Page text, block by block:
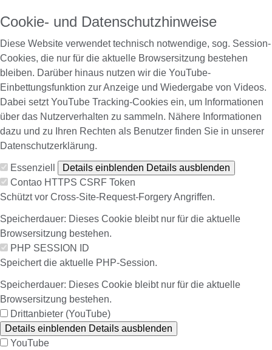
Cookie- und Datenschutzhinweise
Diese Website verwendet technisch notwendige, sog. Session-
Cookies, die nur für die aktuelle Browsersitzung bestehen
bleiben. Darüber hinaus nutzen wir die YouTube-
Einbettungsfunktion zur Anzeige und Wiedergabe von Videos.
Dabei setzt YouTube Tracking-Cookies ein, um Informationen
über das Nutzerverhalten zu sammeln. Nähere Informationen
dazu und zu Ihren Rechten als Benutzer finden Sie in unserer
Datenschutzerklärung.
Essenziell Details einblenden Details ausblenden
Contao HTTPS CSRF Token
Schützt vor Cross-Site-Request-Forgery Angriffen.
Speicherdauer: Dieses Cookie bleibt nur für die aktuelle
Browsersitzung bestehen.
PHP SESSION ID
Speichert die aktuelle PHP-Session.
Speicherdauer: Dieses Cookie bleibt nur für die aktuelle
Browsersitzung bestehen.
Drittanbieter (YouTube)
Details einblenden Details ausblenden
YouTube